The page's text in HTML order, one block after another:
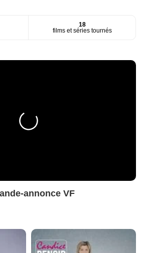
18
films et séries tournés
annonce VF